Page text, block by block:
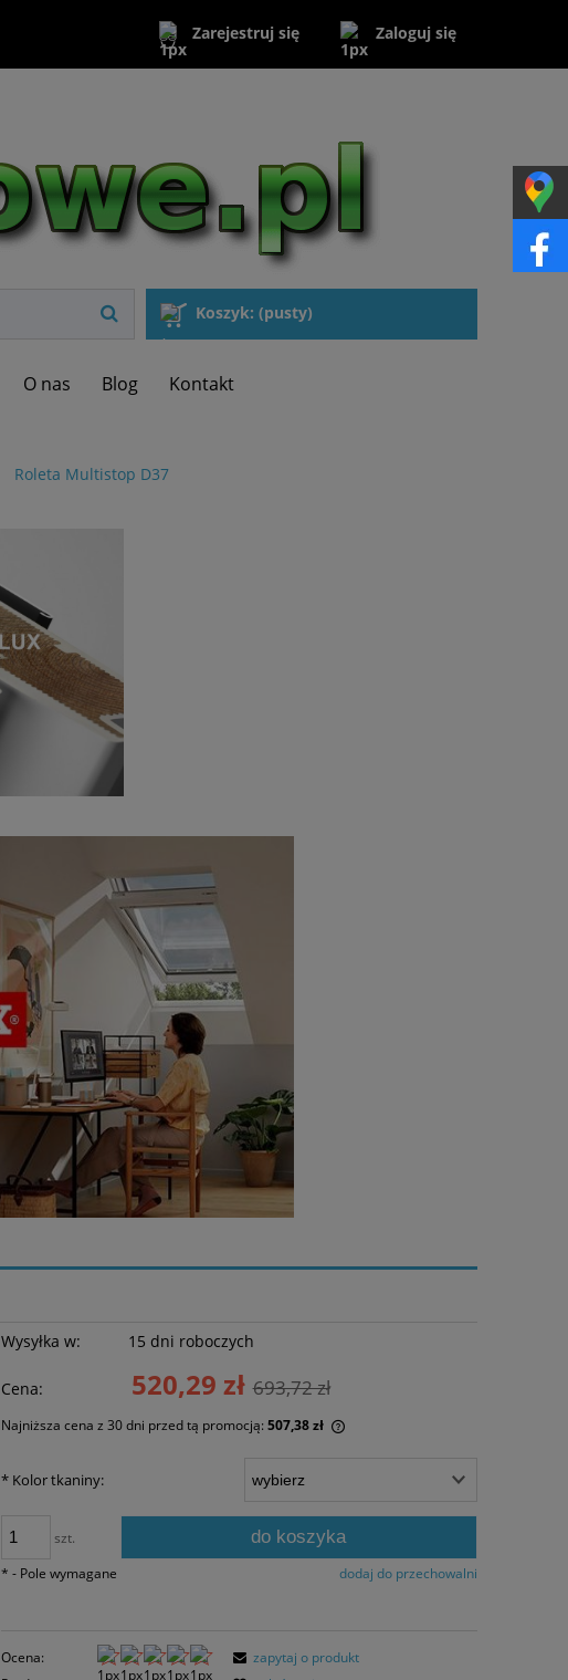
Zarejestruj się Zaloguj się
Koszyk: (pusty)
O nas Blog Kontakt
Roleta Multistop D37
Wysyłka w: 15 dni roboczych
Cena: 520,29 zł 693,72 zł
Najniższa cena z 30 dni przed tą promocją:507,38 zł
Jeżeli produkt jest sprzedawany krócej niż
30 dni, wyświetlana jest najniższa cena od
momentu, kiedy produkt pojawił się w
sprzedaży.
* Kolor tkaniny:
szt. do koszyka
dodaj do przechowalni
* - Pole wymagane
Ocena:
zapytaj o produkt